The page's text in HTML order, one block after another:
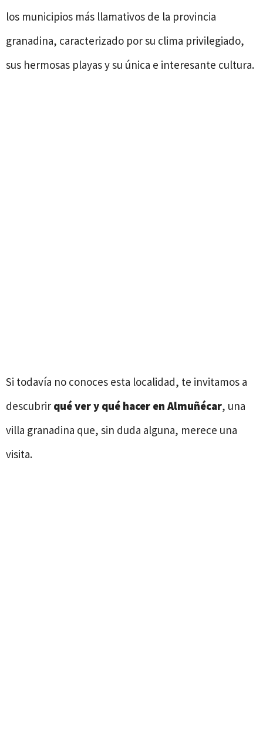
los municipios más llamativos de la provincia
granadina, caracterizado por su clima privilegiado,
sus hermosas playas y su única e interesante cultura.
Si todavía no conoces esta localidad, te invitamos a
descubrir qué ver y qué hacer en Almuñécar, una
villa granadina que, sin duda alguna, merece una
visita.